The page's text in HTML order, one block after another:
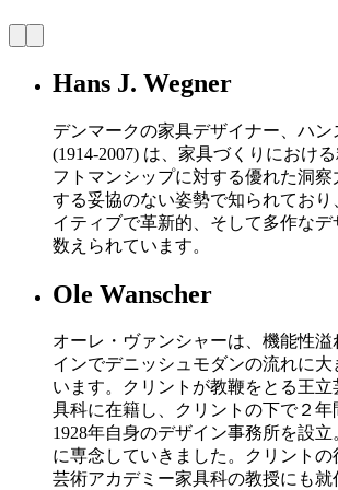
Hans J. Wegner
デンマークの家具デザイナー、ハン
(1914-2007) は、家具づくりにおけ
フトマンシップに対する優れた洞
する妥協のない姿勢で知られており
イティブで革新的、そして多作なデ
数えられています。
Ole Wanscher
オーレ・ヴァンシャーは、機能性
インでデニッシュモダンの流れに大
います。クリントが教鞭をとる王
具科に在籍し、クリントの下で２年
1928年自身のデザイン事務所を設
に専念していきました。クリント
芸術アカデミー家具科の教授にも